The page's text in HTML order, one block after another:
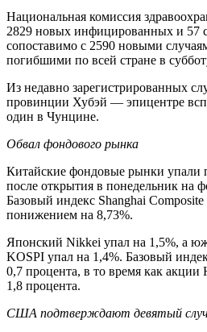
Национальная комиссия
2829 новых инфицированных и 57
сопоставимо с 2590 новыми
погибшими по всей стране в
Из недавно зарегистрированных
провинции Хубэй — эпицентре
один в Чунцине.
Обвал фондового рынка
Китайские фондовые рынки упали
после открытия в понедельник на
Базовый индекс Shanghai
понижением на 8,73%.
Японский Nikkei упал на 1,5%, а
KOSPI упал на 1,4%. Базовый
0,7 процента, в то время как
1,8 процента.
США подтверждают девятый